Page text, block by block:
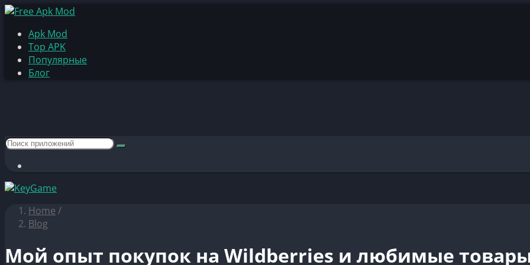
Apk Mod
Top APK
Популярные
Блог
Home /
Blog
Мой опыт покупок на Wildberries и любимые